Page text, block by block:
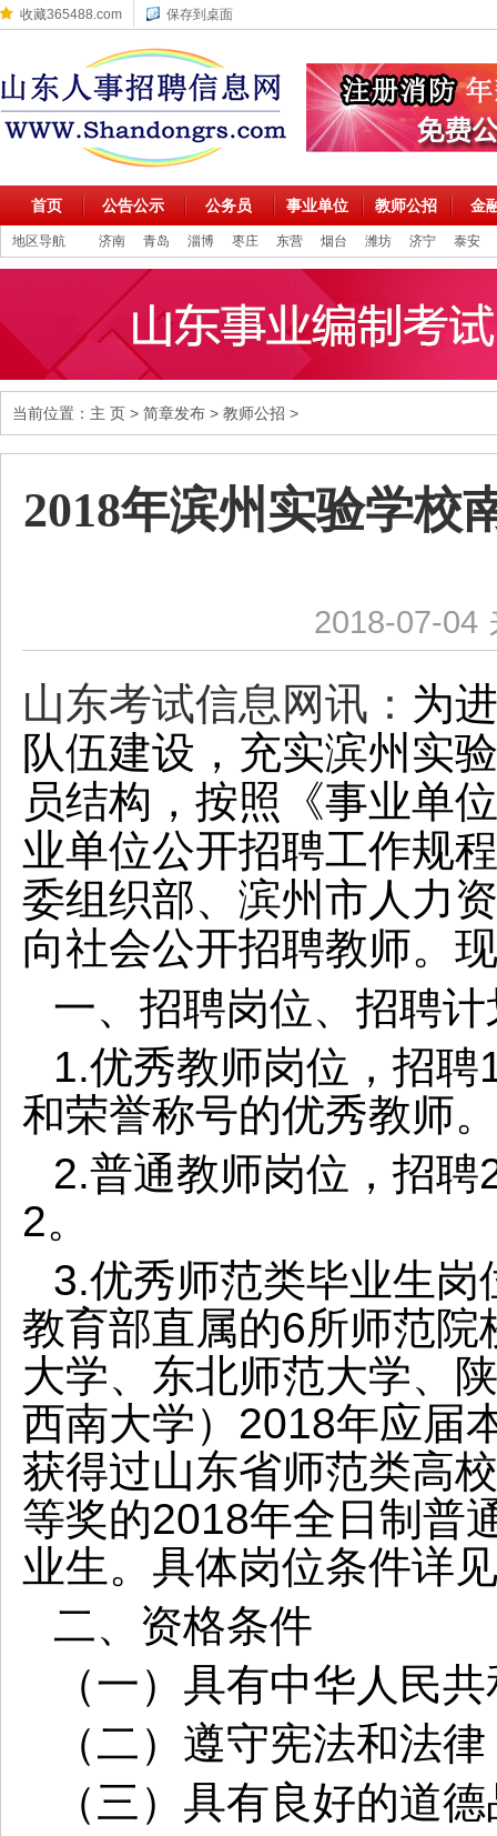
收藏365488.com 保存到桌面
首页 公告公示 公务员 事业单位 教师公招 金
地区导航 济南 青岛 淄博 枣庄 东营 烟台 潍坊 济宁 泰安
当前位置： 主 页 > 简章发布 > 教师公招 >
2018年滨州实验学校
2018-07-04
山东考试信息网讯： 为
队伍建设，充实滨州实
员结构，按照《事业单
业单位公开招聘工作规
委组织部、滨州市人力
向社会公开招聘教师。
一、招聘岗位、招聘
1.优秀教师岗位，招
和荣誉称号的优秀教师
2.普通教师岗位，招
2。
3.优秀师范类毕业生
教育部直属的6所师范
大学、东北师范大学、
西南大学）2018年应届
获得过山东省师范类高
等奖的2018年全日制普
业生。具体岗位条件详
二、资格条件
（一）具有中华人民
（二）遵守宪法和法
（三）具有良好的道